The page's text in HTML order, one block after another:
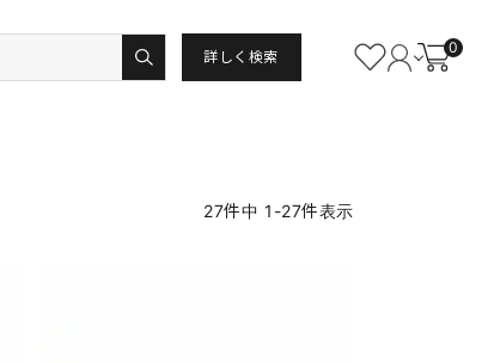
詳しく検索
0
27件中 1 -27件表示